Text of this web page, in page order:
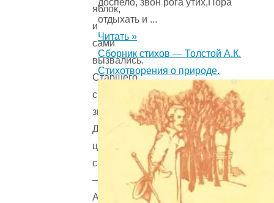
яблок,
и
сами
вызвались.
Старшего
сына
звали
Дмитрий-
царевич,
среднего
—
Алексей-
отдыхать и ...
Читать »
Сборник стихов — Толстой А.К.
Стихотворения о природе.